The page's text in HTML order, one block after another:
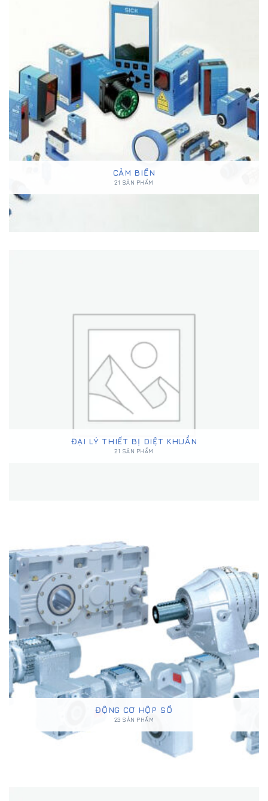
CẢM BIẾN
21 SẢN PHẨM
ĐẠI LÝ THIẾT BỊ DIỆT KHUẨN
21 SẢN PHẨM
ĐỘNG CƠ HỘP SỐ
23 SẢN PHẨM